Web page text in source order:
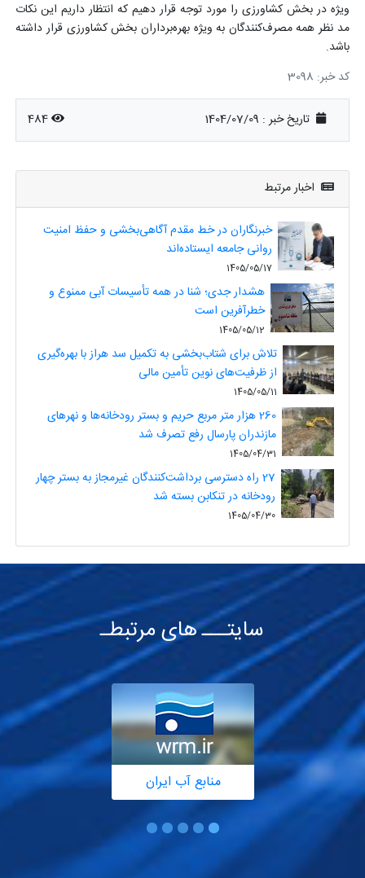
ویژه در بخش کشاورزی را مورد توجه قرار دهیم که انتظار داریم این نکات
مد نظر همه مصرف‌کنندگان به ویژه بهره‌برداران بخش کشاورزی قرار داشته
باشد.
کد خبر: 3098
تاریخ خبر : 1404/07/09 484
اخبار مرتبط
خبرنگاران در خط مقدم آگاهی‌بخشی و حفظ امنیت
روانی جامعه ایستاده‌اند
1405/05/17
هشدار جدی؛ شنا در همه تأسیسات آبی ممنوع و
خطرآفرین است
1405/05/12
تلاش برای شتاب‌بخشی به تکمیل سد هراز با بهره‌گیری
از ظرفیت‌های نوین تأمین مالی
1405/05/11
260 هزار متر مربع حریم و بستر رودخانه‌ها و نهرهای
مازندران پارسال رفع تصرف شد
1405/04/31
27 راه دسترسی برداشت‌کنندگان غیرمجاز به بستر چهار
رودخانه در تنکابن بسته شد
1405/04/30
سایتـــ های مرتبطـ
منابع آب ایران